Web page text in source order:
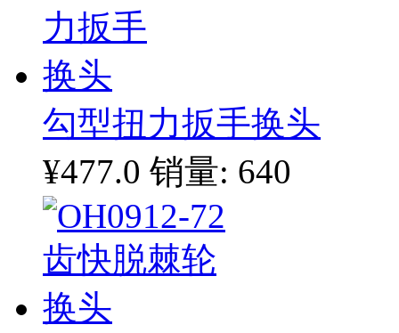
勾型扭力扳手换头
¥477.0 销量: 640